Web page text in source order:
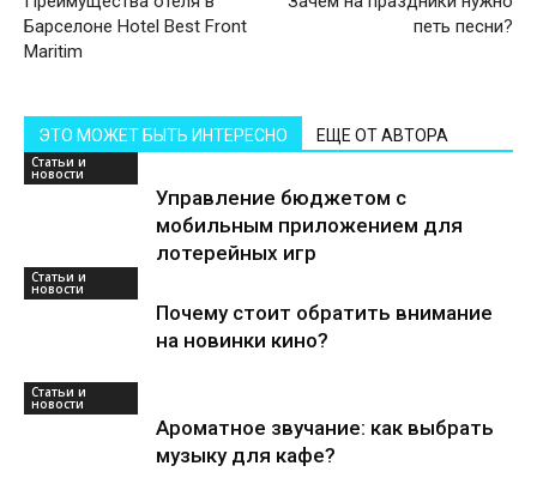
Барселоне Hotel Best Front
Maritim
петь песни?
ЭТО МОЖЕТ БЫТЬ ИНТЕРЕСНО ЕЩЕ ОТ АВТОРА
Статьи и
новости
Управление бюджетом с
мобильным приложением для
лотерейных игр
Статьи и
новости
Почему стоит обратить внимание
на новинки кино?
Статьи и
новости
Ароматное звучание: как выбрать
музыку для кафе?